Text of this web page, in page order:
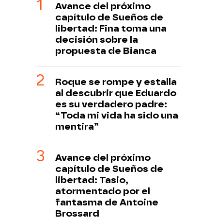
Avance del próximo
capítulo de Sueños de
libertad: Fina toma una
decisión sobre la
propuesta de Bianca
Roque se rompe y estalla
al descubrir que Eduardo
es su verdadero padre:
“Toda mi vida ha sido una
mentira”
Avance del próximo
capítulo de Sueños de
libertad: Tasio,
atormentado por el
fantasma de Antoine
Brossard